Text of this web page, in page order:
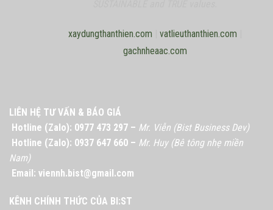
xaydungthanthien.com vatlieuthanthien.com
gachnheaac.com
LIÊN HỆ TƯ VẤN & BÁO GIÁ
Hotline (Zalo): 0977 473 297 – Mr. Viễn (Bist Business Dev)
Hotline (Zalo): 0937 647 660 – Mr. Huy (Bê tông nhẹ miền
Nam)
Email: viennh.bist@gmail.com
KÊNH CHÍNH THỨC CỦA BI:ST